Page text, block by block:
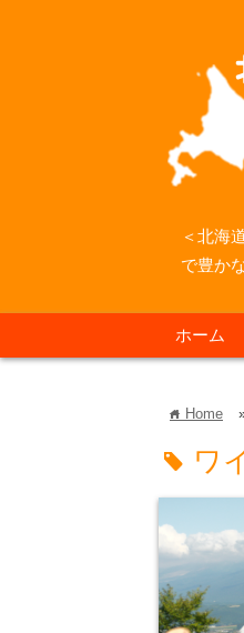
＜北海
で豊か
ホーム
home Home
tag ワ